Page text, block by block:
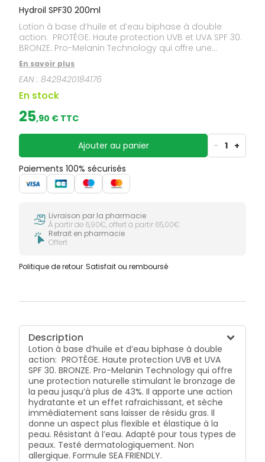
Hydroil SPF30 200ml
Lotion à base d’huile et d’eau biphase à double
action: PROTÈGE. Haute protection UVB et UVA SPF 30.
BRONZE. Pro-Melanin Technology qui offre une
protection naturelle stimulant le bronzage de la
peau jusqu’à plus de 43%. Il apporte une action
hydratante et un effet rafraichissant, et sèche
immédiatement sans laisser de résidu gras. Il donne
un aspect plus flexible et élastique à la peau.
Résistant à l’eau. Adapté pour tous types de peaux.
Testé dermatologiquement. Non allergique. Formule
SEA FRIENDLY.
En savoir plus
EAN :8429420184176
En stock
25,90 € TTC
Ajouter au panier - 1 +
Paiements 100% sécurisés
Livraison par la pharmacie
À partir de 6,90€, offert à partir 65,00€
Retrait en pharmacie
Offert
Politique de retour Satisfait ou remboursé
Description
Lotion à base d’huile et d’eau biphase à double
action: PROTÈGE. Haute protection UVB et UVA
SPF 30. BRONZE. Pro-Melanin Technology qui offre
une protection naturelle stimulant le bronzage de
la peau jusqu’à plus de 43%. Il apporte une action
hydratante et un effet rafraichissant, et sèche
immédiatement sans laisser de résidu gras. Il
donne un aspect plus flexible et élastique à la
peau. Résistant à l’eau. Adapté pour tous types de
peaux. Testé dermatologiquement. Non
allergique. Formule SEA FRIENDLY.